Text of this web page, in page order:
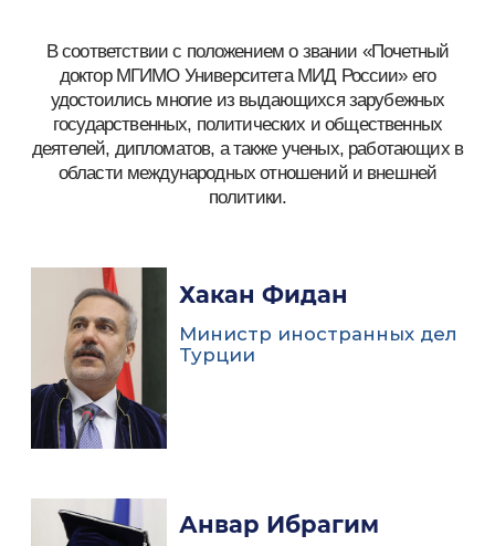
В соответствии с положением о звании «Почетный
доктор МГИМО Университета МИД России» его
удостоились многие из выдающихся зарубежных
государственных, политических и общественных
деятелей, дипломатов, а также ученых, работающих в
области международных отношений и внешней
политики.
Хакан Фидан
Министр иностранных дел
Турции
Анвар Ибрагим